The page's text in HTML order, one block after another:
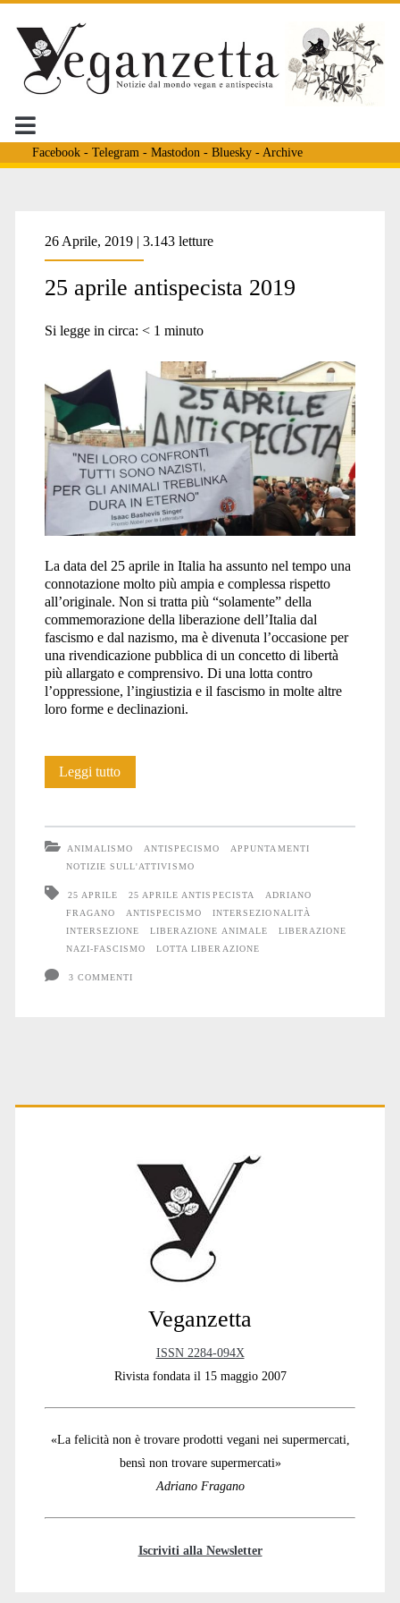
Facebook- Telegram - Mastodon - Bluesky- Archive
<span>lotta
liberazione</span>
26 Aprile, 2019 | 3.143 letture
25 aprile antispecista 2019
Si legge in circa: < 1 minuto
La data del 25 aprile in Italia ha assunto nel tempo una
connotazione molto più ampia e complessa rispetto
all’originale. Non si tratta più “solamente” della
commemorazione della liberazione dell’Italia dal
fascismo e dal nazismo, ma è divenuta l’occasione per
una rivendicazione pubblica di un concetto di libertà
più allargato e comprensivo. Di una lotta contro
l’oppressione, l’ingiustizia e il fascismo in molte altre
loro forme e declinazioni.
Leggi tutto25
2019
ANIMALISMO ANTISPECISMO
APPUNTAMENTI
NOTIZIE SULL'ATTIVISMO
25 APRILE 25 APRILE ANTISPECISTA
ADRIANO
FRAGANO
ANTISPECISMO
INTERSEZIONALITÀ
INTERSEZIONE
LIBERAZIONE ANIMALE
LIBERAZIONE
NAZI-FASCISMO
LOTTA LIBERAZIONE
3 COMMENTI
Primary
Veganzetta
ISSN 2284-094X
Rivista fondata il 15 maggio 2007
«La felicità non è trovare prodotti vegani nei supermercati,
bensì non trovare supermercati»
Adriano Fragano
Iscriviti alla Newsletter